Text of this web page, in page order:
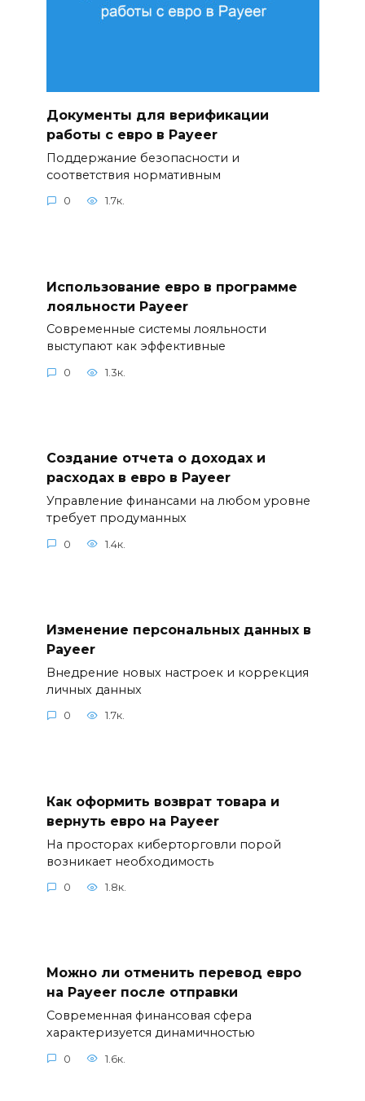
Документы для верификации
работы с евро в Payeer
Поддержание безопасности и
соответствия нормативным
0 1.7к.
Использование евро в программе
лояльности Payeer
Современные системы лояльности
выступают как эффективные
0 1.3к.
Создание отчета о доходах и
расходах в евро в Payeer
Управление финансами на любом уровне
требует продуманных
0 1.4к.
Изменение персональных данных в
Payeer
Внедрение новых настроек и коррекция
личных данных
0 1.7к.
Как оформить возврат товара и
вернуть евро на Payeer
На просторах киберторговли порой
возникает необходимость
0 1.8к.
Можно ли отменить перевод евро
на Payeer после отправки
Современная финансовая сфера
характеризуется динамичностью
0 1.6к.